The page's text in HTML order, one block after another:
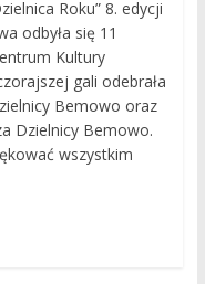
Roku” 8. edycji
odbyła się 11
Kultury
gali odebrała
Bemowo oraz
Dzielnicy Bemowo.
wszystkim